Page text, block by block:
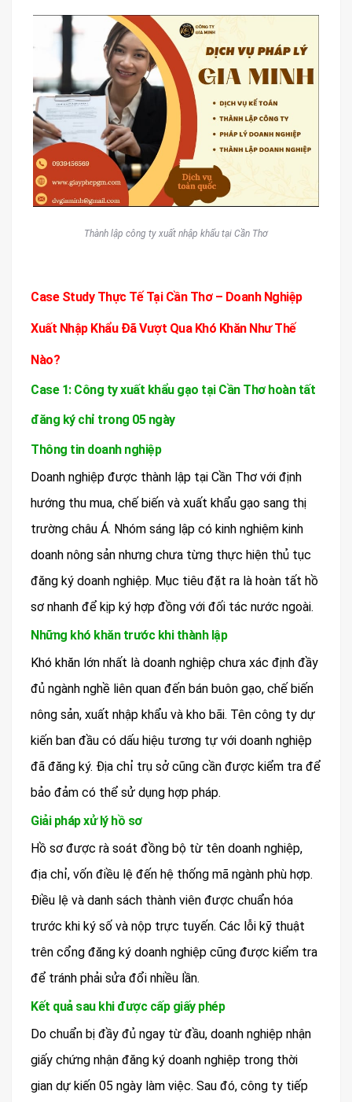
Thành lập công ty xuất nhập khẩu tại Cần Thơ
Case Study Thực Tế Tại Cần Thơ – Doanh Nghiệp
Xuất Nhập Khẩu Đã Vượt Qua Khó Khăn Như Thế
Nào?
Case 1: Công ty xuất khẩu gạo tại Cần Thơ hoàn tất
đăng ký chỉ trong 05 ngày
Thông tin doanh nghiệp
Doanh nghiệp được thành lập tại Cần Thơ với định
hướng thu mua, chế biến và xuất khẩu gạo sang thị
trường châu Á. Nhóm sáng lập có kinh nghiệm kinh
doanh nông sản nhưng chưa từng thực hiện thủ tục
đăng ký doanh nghiệp. Mục tiêu đặt ra là hoàn tất hồ
sơ nhanh để kịp ký hợp đồng với đối tác nước ngoài.
Những khó khăn trước khi thành lập
Khó khăn lớn nhất là doanh nghiệp chưa xác định đầy
đủ ngành nghề liên quan đến bán buôn gạo, chế biến
nông sản, xuất nhập khẩu và kho bãi. Tên công ty dự
kiến ban đầu có dấu hiệu tương tự với doanh nghiệp
đã đăng ký. Địa chỉ trụ sở cũng cần được kiểm tra để
bảo đảm có thể sử dụng hợp pháp.
Giải pháp xử lý hồ sơ
Hồ sơ được rà soát đồng bộ từ tên doanh nghiệp,
địa chỉ, vốn điều lệ đến hệ thống mã ngành phù hợp.
Điều lệ và danh sách thành viên được chuẩn hóa
trước khi ký số và nộp trực tuyến. Các lỗi kỹ thuật
trên cổng đăng ký doanh nghiệp cũng được kiểm tra
để tránh phải sửa đổi nhiều lần.
Kết quả sau khi được cấp giấy phép
Do chuẩn bị đầy đủ ngay từ đầu, doanh nghiệp nhận
giấy chứng nhận đăng ký doanh nghiệp trong thời
gian dự kiến 05 ngày làm việc. Sau đó, công ty tiếp